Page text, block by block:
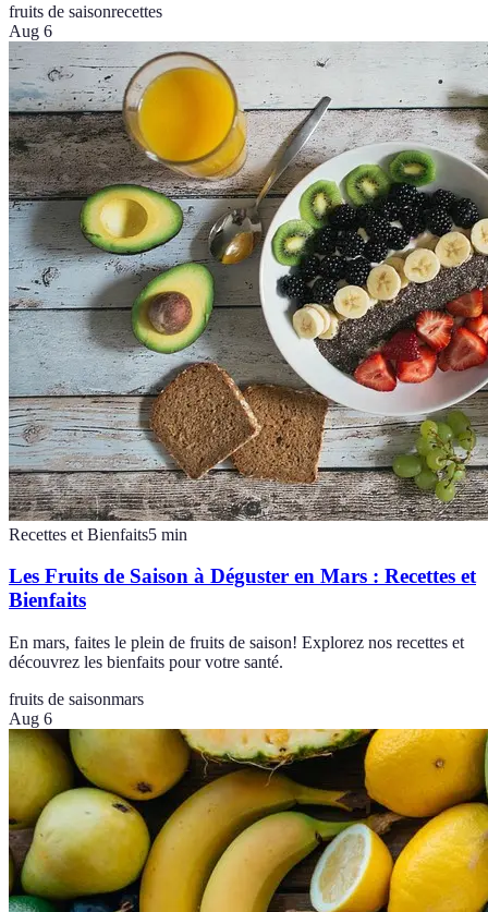
fruits de saisonrecettes
Aug 6
Recettes et Bienfaits5 min
Les Fruits de Saison à Déguster en Mars : Recettes et
Bienfaits
En mars, faites le plein de fruits de saison! Explorez nos recettes et
découvrez les bienfaits pour votre santé.
fruits de saisonmars
Aug 6